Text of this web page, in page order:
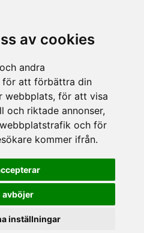
av cookies
andra
för att förbättra din
webbplats, för att visa
och riktade annonser,
och för
kommer ifrån.
avböjer
inställningar